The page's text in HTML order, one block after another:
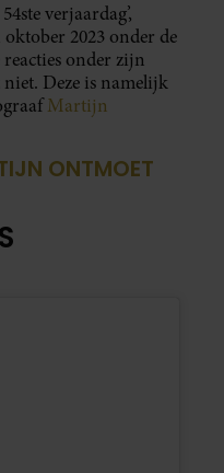
verjaardag’,
2023 onder de
onder zijn
Deze is namelijk
Martijn
ONTMOET